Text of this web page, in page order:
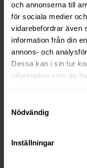
och annonserna till
för sociala medier
vidarebefordrar även
information från din
annons- och
Dessa kan i sin tur
information som du
Nödvändig
Inställningar